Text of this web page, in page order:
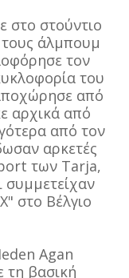
στο στούντιο
άλμπουμ
τον
του
από
αρχικά από
από τον
αρκετές
των Tarja,
συμμετείχαν
στο Βέλγιο
Agan
τη βασική